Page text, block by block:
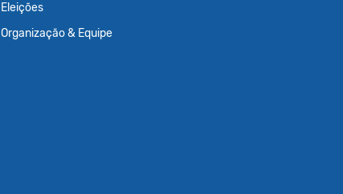
Eleições
Organização & Equipe